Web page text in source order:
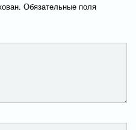
Обязательные поля